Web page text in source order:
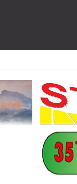
la migliore tra gli italiani
storia